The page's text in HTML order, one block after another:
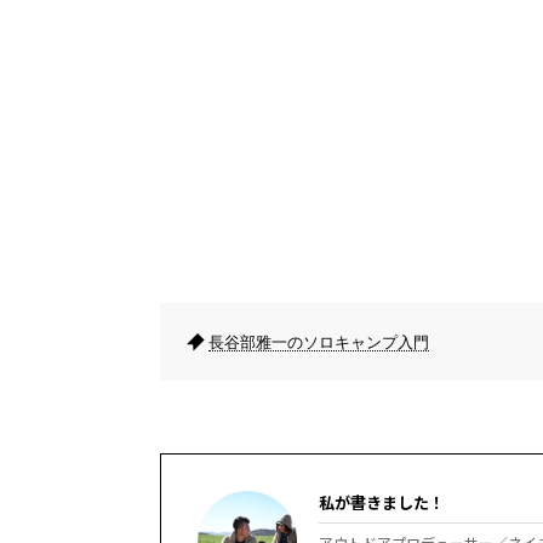
長谷部雅一のソロキャンプ入門
私が書きました！